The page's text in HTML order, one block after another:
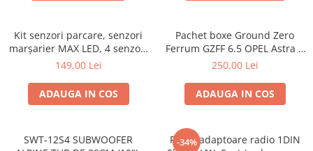
Kit senzori parcare, senzori
marșarier MAX LED, 4 senzori
negri -02287
149,00 Lei
ADAUGA IN COS
Pachet boxe Ground Zero
Ferrum GZFF 6.5 OPEL Astra J,
Astra K
250,00 Lei
ADAUGA IN COS
SWT-12S4 SUBWOOFER
-34%
Rama adaptoare radio 1DIN